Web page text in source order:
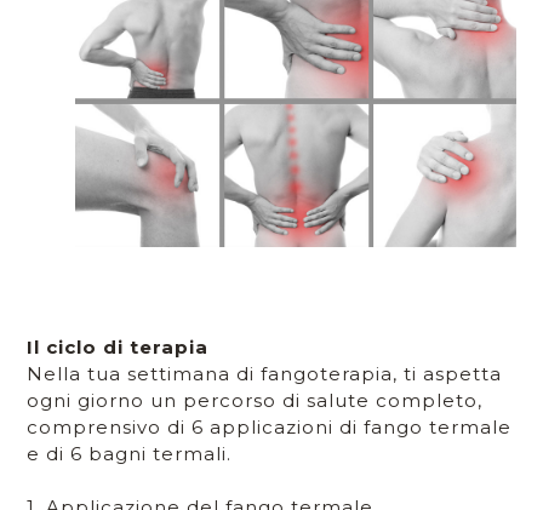
Il ciclo di terapia
Nella tua settimana di fangoterapia, ti aspetta
ogni giorno un percorso di salute completo,
comprensivo di 6 applicazioni di fango termale
e di 6 bagni termali.